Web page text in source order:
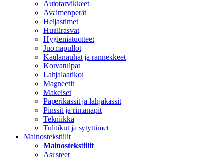
Autotarvikkeet
Avaimenperät
Heijastimet
Huulirasvat
Hygieniatuotteet
Juomapullot
Kaulanauhat ja rannekkeet
Korvatulpat
Lahjalaatikot
Magneetit
Makeiset
Paperikassit ja lahjakassit
Pinssit ja rintanapit
Tekniikka
Tulitikut ja sytyttimet
Mainostekstiilit
Mainostekstiilit
Asusteet